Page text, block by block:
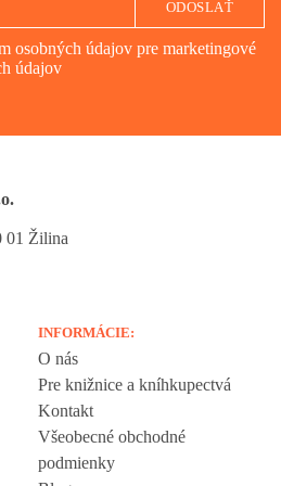
osobných údajov pre marketingové
údajov
ODOSLAŤ
01 Žilina
INFORMÁCIE:
O nás
Pre knižnice a kníhkupectvá
Kontakt
Všeobecné obchodné
podmienky